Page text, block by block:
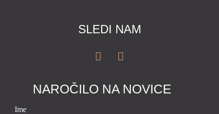
SLEDI NAM
NAROČILO NA NOVICE
Ime